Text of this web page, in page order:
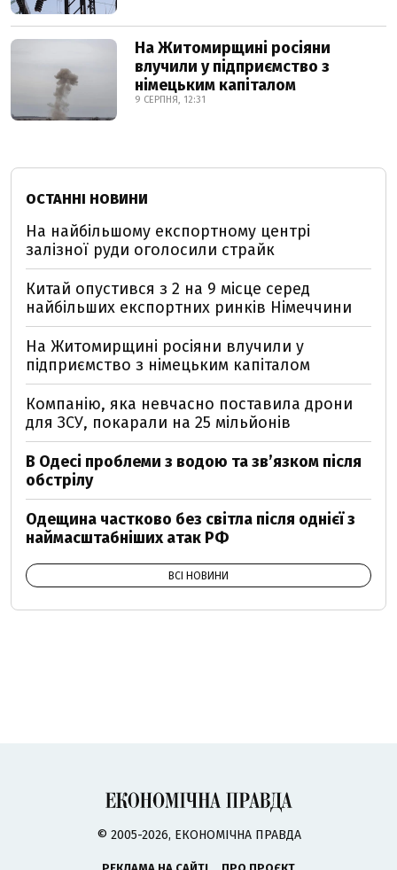
На Житомирщині росіяни
влучили у підприємство з
німецьким капіталом
9 СЕРПНЯ, 12:31
ОСТАННІ НОВИНИ
На найбільшому експортному центрі
залізної руди оголосили страйк
Китай опустився з 2 на 9 місце серед
найбільших експортних ринків Німеччини
На Житомирщині росіяни влучили у
підприємство з німецьким капіталом
Компанію, яка невчасно поставила дрони
для ЗСУ, покарали на 25 мільйонів
В Одесі проблеми з водою та звʼязком після
обстрілу
Одещина частково без світла після однієї з
наймасштабніших атак РФ
ВСІ НОВИНИ
© 2005-2026, ЕКОНОМІЧНА ПРАВДА